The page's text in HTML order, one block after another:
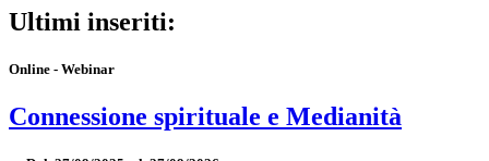
Ultimi inseriti:
Online - Webinar
Connessione spirituale e Medianità